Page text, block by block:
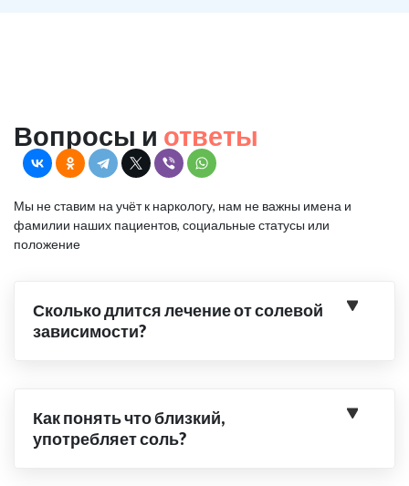
Вопросы и ответы
Мы не ставим на учёт к наркологу, нам не важны имена и
фамилии наших пациентов, социальные статусы или
положение
Сколько длится лечение от солевой
зависимости?
Как понять что близкий,
употребляет соль?